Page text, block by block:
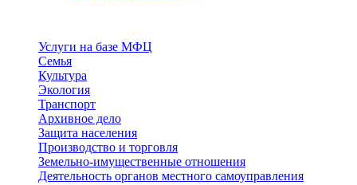
Услуги на базе МФЦ
Семья
Культура
Экология
Транспорт
Архивное дело
Защита населения
Производство и торговля
Земельно-имущественные отношения
Деятельность органов местного самоуправления